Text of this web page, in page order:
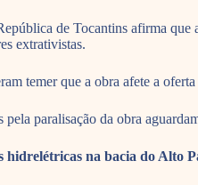
de Tocantins afirma que
extrativistas.
temer que a obra afete a
pela paralisação da obra
hidrelétricas na bacia do Alto